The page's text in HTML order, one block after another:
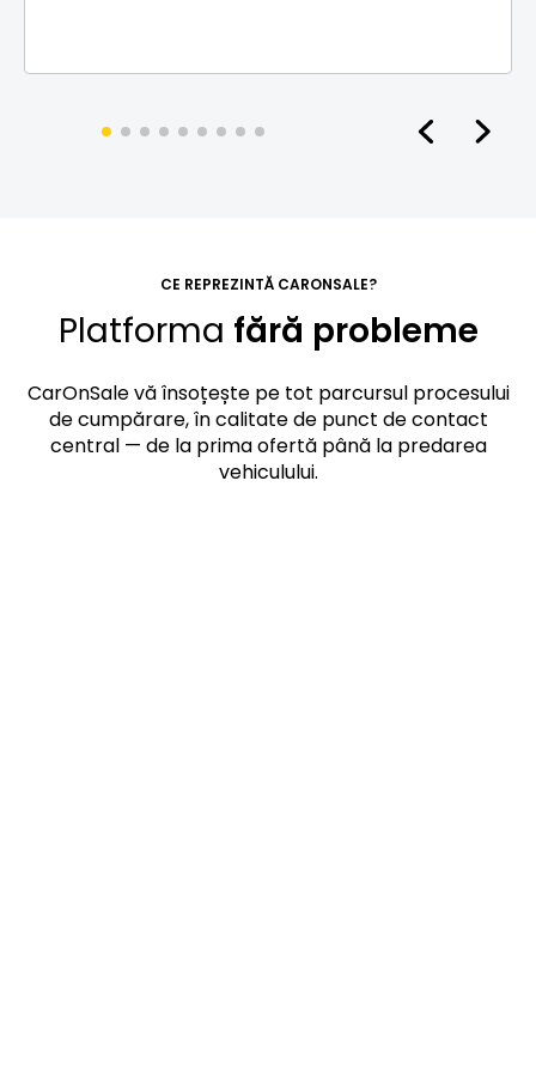
CE REPREZINTĂ CARONSALE?
Platforma fără probleme
CarOnSale vă însoțește pe tot parcursul procesului
de cumpărare, în calitate de punct de contact
central — de la prima ofertă până la predarea
vehiculului.